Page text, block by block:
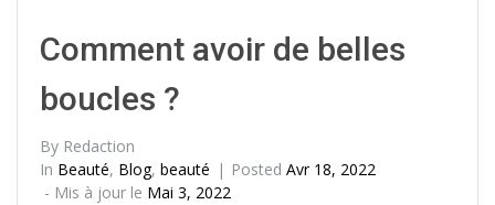
Comment avoir de belles
boucles ?
By Redaction
In Beauté, Blog, beauté Posted Avr 18, 2022
- Mis à jour le Mai 3, 2022